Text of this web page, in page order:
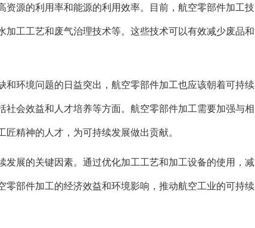
源的利用率和能源的利用效率。目前，航空零部件加工技
工工艺和废气治理技术等。这些技术可以有效减少废品和
环境问题的日益突出，航空零部件加工也应该朝着可持续
会效益和人才培养等方面。航空零部件加工需要加强与相
精神的人才，为可持续发展做出贡献。
展的关键因素。通过优化加工工艺和加工设备的使用，减
部件加工的经济效益和环境影响，推动航空工业的可持续